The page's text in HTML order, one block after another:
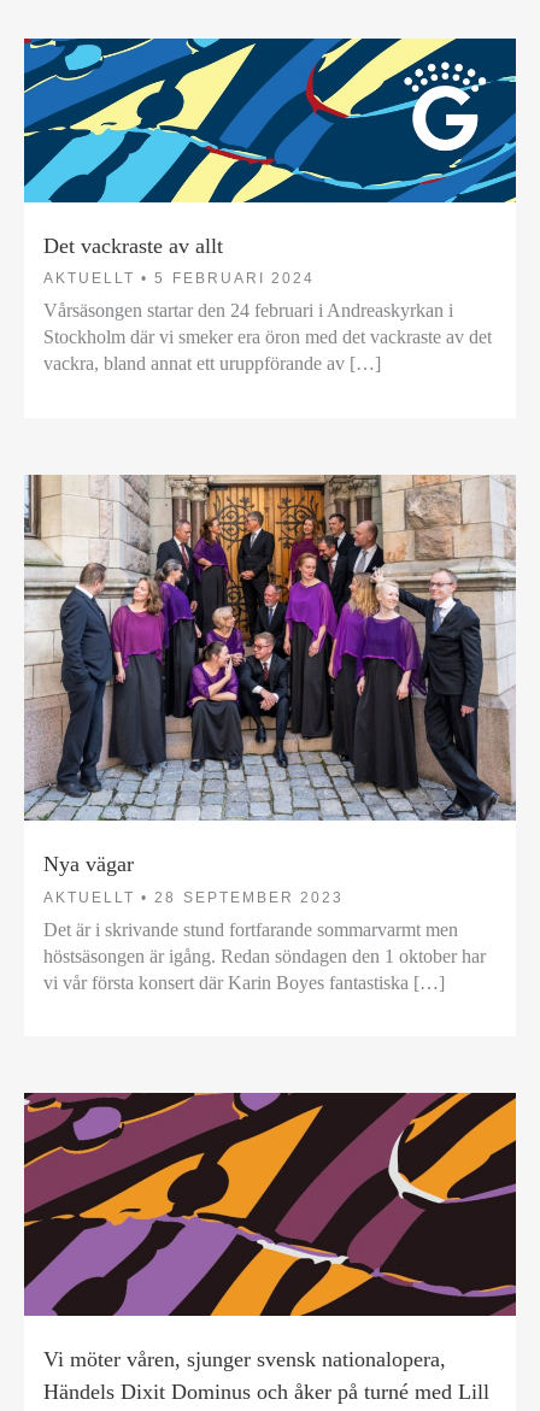
Det vackraste av allt
AKTUELLT • 5 FEBRUARI 2024
Vårsäsongen startar den 24 februari i Andreaskyrkan i
Stockholm där vi smeker era öron med det vackraste av det
vackra, bland annat ett uruppförande av […]
Nya vägar
AKTUELLT • 28 SEPTEMBER 2023
Det är i skrivande stund fortfarande sommarvarmt men
höstsäsongen är igång. Redan söndagen den 1 oktober har
vi vår första konsert där Karin Boyes fantastiska […]
Vi möter våren, sjunger svensk nationalopera,
Händels Dixit Dominus och åker på turné med Lill